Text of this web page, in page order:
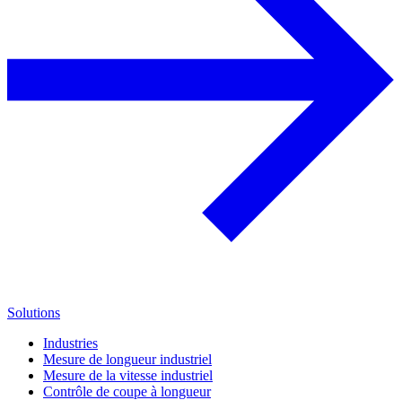
Solutions
Industries
Mesure de longueur industriel
Mesure de la vitesse industriel
Contrôle de coupe à longueur